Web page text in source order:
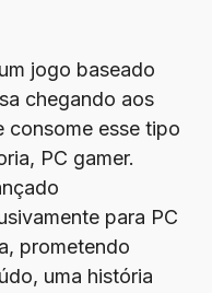
jogo baseado
chegando aos
consome esse tipo
PC gamer.
para PC
prometendo
uma história